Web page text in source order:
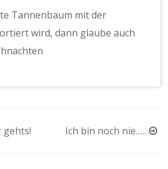
Tannenbaum mit der
wird, dann glaube auch
gehts! Ich bin noch nie…..